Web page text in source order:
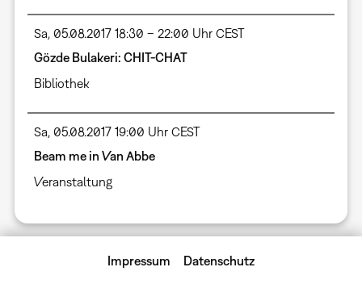
Sa, 05.08.2017 18:30 – 22:00 Uhr CEST
Gözde Bulakeri: CHIT-CHAT
Bibliothek
Sa, 05.08.2017 19:00 Uhr CEST
Beam me in Van Abbe
Veranstaltung
Impressum Datenschutz